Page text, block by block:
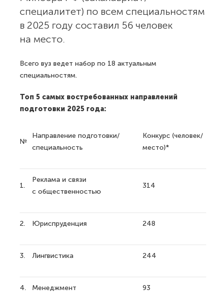
специалитет) по всем специальностям
в 2025 году составил 56 человек
на место.
Всего вуз ведет набор по 18 актуальным
специальностям.
Топ 5 самых востребованных направлений
подготовки 2025 года:
№
Направление подготовки/
специальность
Конкурс (человек/
место)*
1.
Реклама и связи
с общественностью
314
2. Юриспруденция 248
3. Лингвистика 244
4. Менеджмент 93